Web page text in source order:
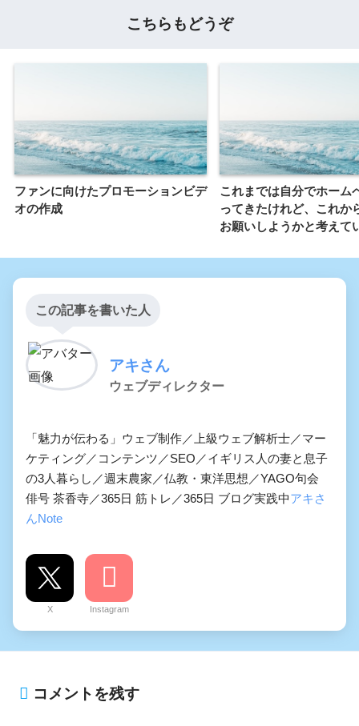
こちらもどうぞ
ファンに向けたプロモーションビデ
オの作成
これまでは自分でホーム
ってきたけれど、これか
お願いしようかと考えて
この記事を書いた人
アキさん
ウェブディレクター
「魅力が伝わる」ウェブ制作／上級ウェブ解析士／マー
ケティング／コンテンツ／SEO／イギリス人の妻と息子
の3人暮らし／週末農家／仏教・東洋思想／YAGO句会
俳号 茶香寺／365日 筋トレ／365日 ブログ実践中アキさ
んNote
X Instagram
コメントを残す